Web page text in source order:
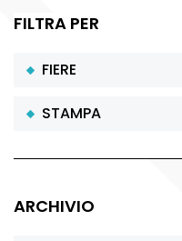
FILTRA PER
FIERE
STAMPA
ARCHIVIO